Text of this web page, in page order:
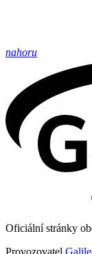
nahoru
Oficiální stránky
Provozovatel